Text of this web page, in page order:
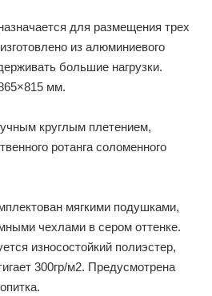
для размещения трех
из алюминиевого
большие нагрузки.
мм.
круглым плетением,
ротанга соломенного
мягкими подушками,
чехлами в сером оттенке.
износостойкий полиэстер,
300гр/м2. Предусмотрена